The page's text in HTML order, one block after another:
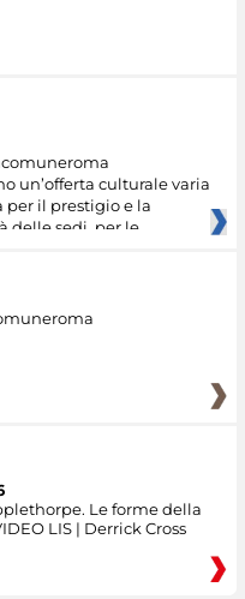
un’offerta culturale varia
per il prestigio e la
delle sedi, per le
Le forme della
LIS | Derrick Cross